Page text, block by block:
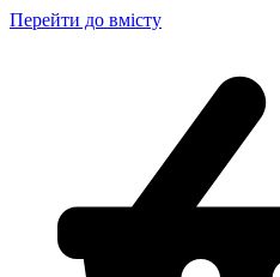
Перейти до вмісту